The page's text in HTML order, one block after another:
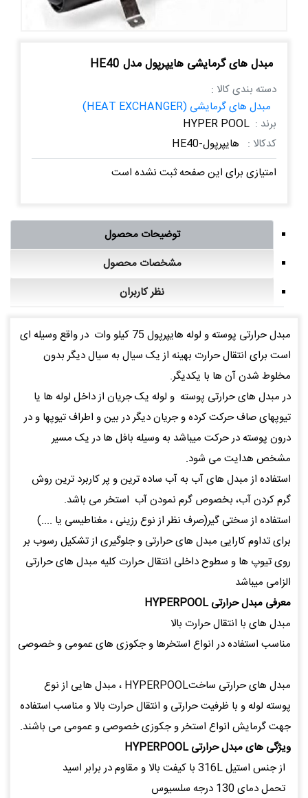
مبدل های گرمایشی هایپرپول مدل HE40
دسته بندی کالا :
مبدل های گرمایشی (HEAT EXCHANGER)
برند : HYPER POOL
کدکالا : هایپرپول-HE40
امتیازی برای این صفحه ثبت نشده است
توضیحات محصول
مشخصات محصول
نظر کاربران
مبدل حرارتی پوسته و لوله هایپرپول 75 کیلو وات در واقع وسیله ای
است برای انتقال حرارت بهینه از یک سیال به سیال دیگر بدون
مخلوط شدن آن ها با یکدیگر.
در مبدل های حرارتی پوسته و لوله یک جریان از داخل لوله ها یا
تیوپهای صاف حرکت کرده و جریان دیگر در بین و اطراف تیوپها و در
درون پوسته در حرکت میباشد به وسیله بافل ها در یک مسیر
مشخص هدایت می شود.
استفاده از مبدل های آب به آب ساده ترین و پر کاربرد ترین روش
گرم کردن آب، بخصوص گرم نمودن آب استخر می باشد.
استفاده از سختی گیر(صرف نظر از نوع رزینی ، مغناطیسی یا ....)
برای تداوم کارایی مبدل های حرارتی و جلوگیری از تشکیل رسوب بر
روی تیوپ ها و سطوح داخلی انتقال حرارت کلیه مبدل های حرارتی
الزامی میباشد
معرفی مبدل حرارتی HYPERPOOL
مبدل های با انتقال حرارت بالا
مناسب استفاده در انواع استخرها و جکوزی های عمومی و خصوصی
مبدل های حرارتی ساختHYPERPOOL ، مبدل هایی از نوع
پوسته لوله و با ظرفیت حرارتی و انتقال حرارت بالا و مناسب استفاده
جهت گرمایش انواع استخر و جکوزی خصوصی و عمومی می باشند.
ویژگی های مبدل حرارتی HYPERPOOL
از جنس استیل 316L با کیفت بالا و مقاوم در برابر اسید
تحمل دمای 130 درجه سلسیوس